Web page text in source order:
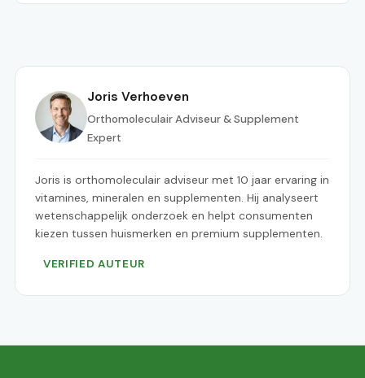
Joris Verhoeven
Orthomoleculair Adviseur & Supplement
Expert
Joris is orthomoleculair adviseur met 10 jaar ervaring in
vitamines, mineralen en supplementen. Hij analyseert
wetenschappelijk onderzoek en helpt consumenten
kiezen tussen huismerken en premium supplementen.
VERIFIED AUTEUR